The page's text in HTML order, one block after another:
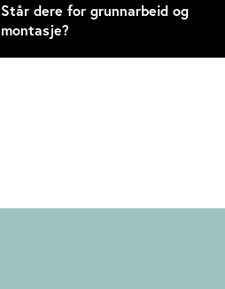
Står dere for grunnarbeid og
montasje?